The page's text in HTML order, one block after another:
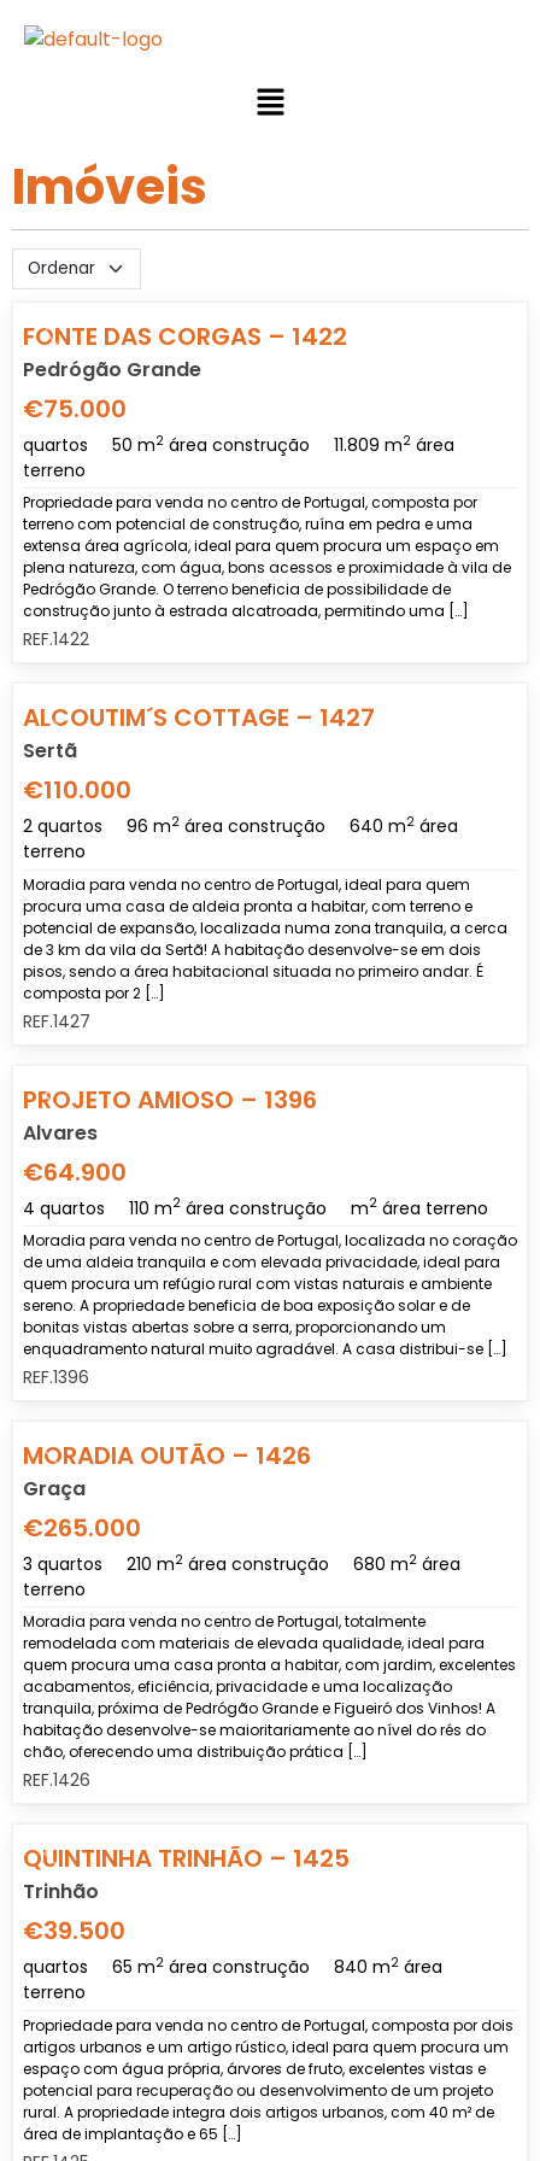
Imóveis
Previous
FONTE DAS CORGAS – 1422
Pedrógão Grande
€75.000
quartos 50 m2 área construção 11.809 m2 área
terreno
Propriedade para venda no centro de Portugal, composta por
terreno com potencial de construção, ruína em pedra e uma
extensa área agrícola, ideal para quem procura um espaço em
plena natureza, com água, bons acessos e proximidade à vila de
Pedrógão Grande. O terreno beneficia de possibilidade de
construção junto à estrada alcatroada, permitindo uma […]
REF.1422
Previous
ALCOUTIM´S COTTAGE – 1427
Sertã
€110.000
2 quartos 96 m2 área construção 640 m2 área
terreno
Moradia para venda no centro de Portugal, ideal para quem
procura uma casa de aldeia pronta a habitar, com terreno e
potencial de expansão, localizada numa zona tranquila, a cerca
de 3 km da vila da Sertã! A habitação desenvolve-se em dois
pisos, sendo a área habitacional situada no primeiro andar. É
composta por 2 […]
REF.1427
Previous
PROJETO AMIOSO – 1396
Alvares
€64.900
4 quartos 110 m2 área construção m2 área terreno
Moradia para venda no centro de Portugal, localizada no coração
de uma aldeia tranquila e com elevada privacidade, ideal para
quem procura um refúgio rural com vistas naturais e ambiente
sereno. A propriedade beneficia de boa exposição solar e de
bonitas vistas abertas sobre a serra, proporcionando um
enquadramento natural muito agradável. A casa distribui-se […]
REF.1396
Previous
MORADIA OUTÃO – 1426
Graça
€265.000
3 quartos 210 m2 área construção 680 m2 área
terreno
Moradia para venda no centro de Portugal, totalmente
remodelada com materiais de elevada qualidade, ideal para
quem procura uma casa pronta a habitar, com jardim, excelentes
acabamentos, eficiência, privacidade e uma localização
tranquila, próxima de Pedrógão Grande e Figueiró dos Vinhos! A
habitação desenvolve-se maioritariamente ao nível do rés do
chão, oferecendo uma distribuição prática […]
REF.1426
Previous
QUINTINHA TRINHÃO – 1425
Trinhão
€39.500
quartos 65 m2 área construção 840 m2 área
terreno
Propriedade para venda no centro de Portugal, composta por dois
artigos urbanos e um artigo rústico, ideal para quem procura um
espaço com água própria, árvores de fruto, excelentes vistas e
potencial para recuperação ou desenvolvimento de um projeto
rural. A propriedade integra dois artigos urbanos, com 40 m² de
área de implantação e 65 […]